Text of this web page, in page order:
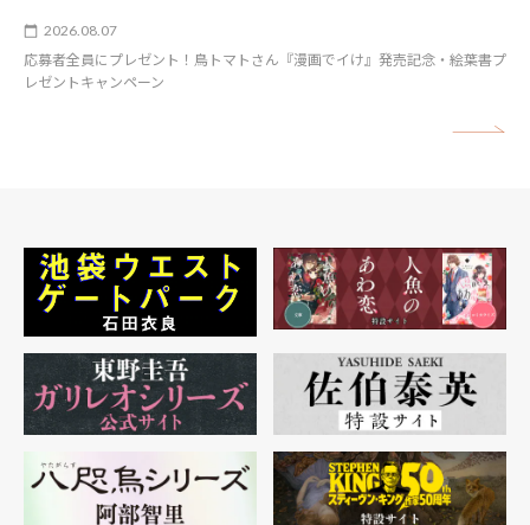
2026.08.07
応募者全員にプレゼント！鳥トマトさん『漫画でイけ』発売記念・絵葉書プ
レゼントキャンペーン